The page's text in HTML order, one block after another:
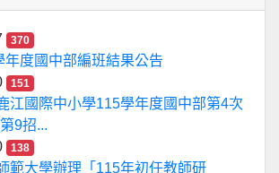
370
年度國中部編班結果公告
151
江國際中小學115學年度國中部第4次
9招...
138
範大學辦理「115年初任教師研